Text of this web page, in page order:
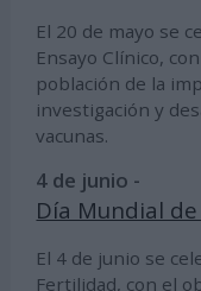
El 20 de mayo se
Ensayo Clínico,
población de la
investigación y
vacunas.
4 de junio -
Día Mundial
El 4 de junio se
Fertilidad, con el